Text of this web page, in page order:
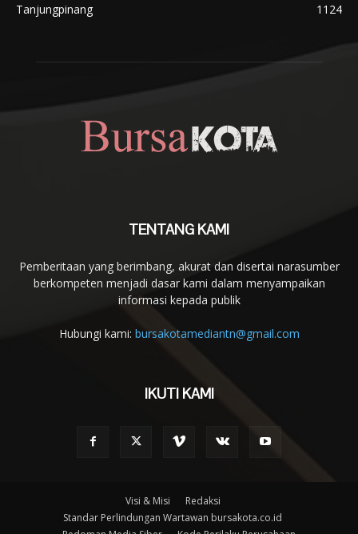
Tanjungpinang
1124
TENTANG KAMI
Pemberitaan yang berimbang, akurat dan disertai narasumber
berkompeten menjadi dasar kami dalam menyampaikan
informasi kepada publik
Hubungi kami: bursakotamediantn@gmail.com
IKUTI KAMI
Visi & Misi
Redaksi
Standar Perlindungan Wartawan bursakota.co.id